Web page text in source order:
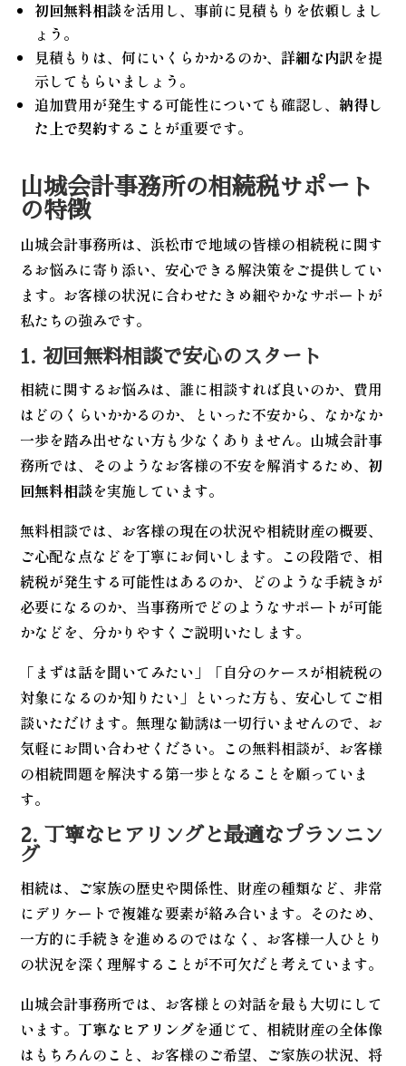
初回無料相談を活用し、事前に見積もりを依頼しまし
ょう。
見積もりは、何にいくらかかるのか、詳細な内訳を提
示してもらいましょう。
追加費用が発生する可能性についても確認し、 納得し
た上で契約することが重要です。
山城会計事務所の相続税サポート
の特徴
山城会計事務所は、浜松市で地域の皆様の相続税に関す
るお悩みに寄り添い、安心できる解決策をご提供してい
ます。お客様の状況に合わせたきめ細やかなサポートが
私たちの強みです。
1. 初回無料相談で安心のスタート
相続に関するお悩みは、誰に相談すれば良いのか、費用
はどのくらいかかるのか、といった不安から、なかなか
一歩を踏み出せない方も少なくありません。山城会計事
務所では、そのようなお客様の不安を解消するため、 初
回無料相談を実施しています。
無料相談では、お客様の現在の状況や相続財産の概要、
ご心配な点などを丁寧にお伺いします。この段階で、相
続税が発生する可能性はあるのか、どのような手続きが
必要になるのか、当事務所でどのようなサポートが可能
かなどを、分かりやすくご説明いたします。
「まずは話を聞いてみたい」「自分のケースが相続税の
対象になるのか知りたい」といった方も、安心してご相
談いただけます。無理な勧誘は一切行いませんので、お
気軽にお問い合わせください。この無料相談が、お客様
の相続問題を解決する第一歩となることを願っていま
す。
2. 丁寧なヒアリングと最適なプランニン
グ
相続は、ご家族の歴史や関係性、財産の種類など、非常
にデリケートで複雑な要素が絡み合います。そのため、
一方的に手続きを進めるのではなく、お客様一人ひとり
の状況を深く理解することが不可欠だと考えています。
山城会計事務所では、お客様との対話を最も大切にして
います。 丁寧なヒアリングを通じて、相続財産の全体像
はもちろんのこと、お客様のご希望、ご家族の状況、将